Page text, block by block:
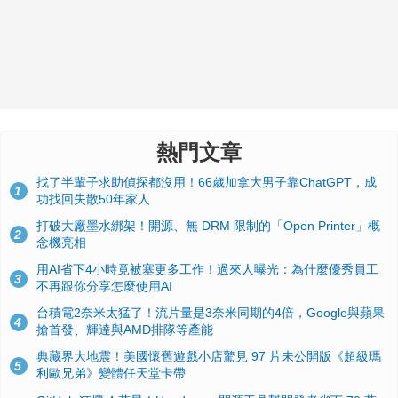
熱門文章
1
找了半輩子求助偵探都沒用！66歲加拿大男子靠ChatGPT，成
功找回失散50年家人
2
打破大廠墨水綁架！開源、無 DRM 限制的「Open Printer」概
念機亮相
3
用AI省下4小時竟被塞更多工作！過來人曝光：為什麼優秀員工
不再跟你分享怎麼使用AI
4
台積電2奈米太猛了！流片量是3奈米同期的4倍，Google與蘋果
搶首發、輝達與AMD排隊等產能
5
典藏界大地震！美國懷舊遊戲小店驚見 97 片未公開版《超級瑪
利歐兄弟》變體任天堂卡帶